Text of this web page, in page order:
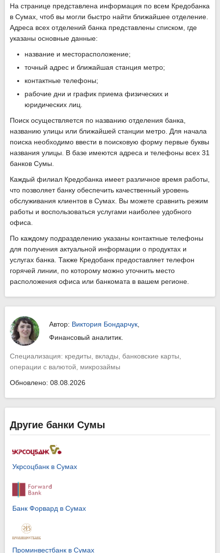
На странице представлена информация по всем Кредобанка
в Сумах, чтоб вы могли быстро найти ближайшее отделение.
Адреса всех отделений банка представлены списком, где
указаны основные данные:
название и месторасположение;
точный адрес и ближайшая станция метро;
контактные телефоны;
рабочие дни и график приема физических и
юридических лиц.
Поиск осуществляется по названию отделения банка,
названию улицы или ближайшей станции метро. Для начала
поиска необходимо ввести в поисковую форму первые буквы
названия улицы. В базе имеются адреса и телефоны всех 31
банков Сумы.
Каждый филиал Кредобанка имеет различное время работы,
что позволяет банку обеспечить качественный уровень
обслуживания клиентов в Сумах. Вы можете сравнить режим
работы и воспользоваться услугами наиболее удобного
офиса.
По каждому подразделению указаны контактные телефоны
для получения актуальной информации о продуктах и
услугах банка. Также Кредобанк предоставляет телефон
горячей линии, по которому можно уточнить место
расположения офиса или банкомата в вашем регионе.
Автор: Виктория Бондарчук
Финансовый аналитик.
Специализация: кредиты, вклады, банковские карты,
операции с валютой, микрозаймы
Обновлено: 08.08.2026
Другие банки Сумы
Укрсоцбанк в Сумах
Банк Форвард в Сумах
Проминвестбанк в Сумах